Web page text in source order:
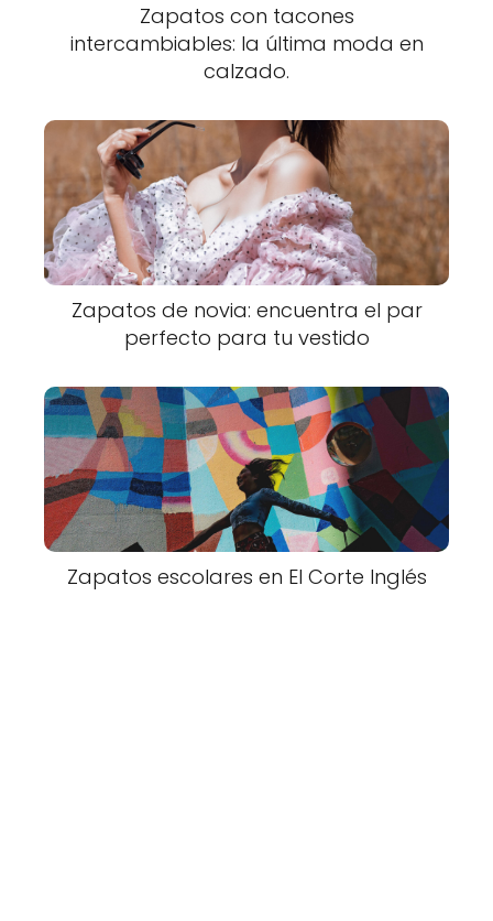
Zapatos con tacones
intercambiables: la última moda en
calzado.
Zapatos de novia: encuentra el par
perfecto para tu vestido
Zapatos escolares en El Corte Inglés